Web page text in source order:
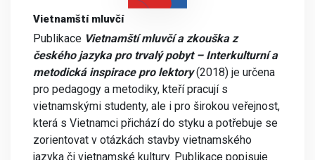
Vietnamští mluvčí
Publikace Vietnamští mluvčí a zkouška z
českého jazyka pro trvalý pobyt – Interkulturní a
metodická inspirace pro lektory(2018) je určena
pro pedagogy a metodiky, kteří pracují s
vietnamskými studenty, ale i pro širokou veřejnost,
která s Vietnamci přichází do styku a potřebuje se
zorientovat v otázkách stavby vietnamského
jazyka či vietnamské kultury. Publikace popisuje